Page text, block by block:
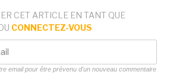
CET ARTICLE EN TANT QUE
CONNECTEZ-VOUS
email pour être prévenu d'un nouveau commentaire